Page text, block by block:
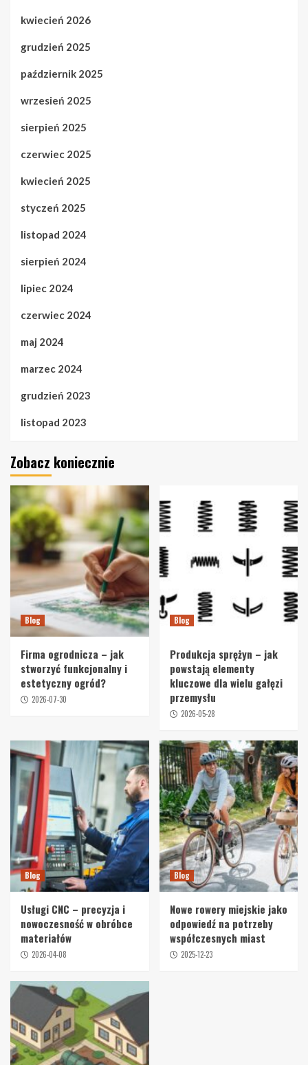
kwiecień 2026
grudzień 2025
październik 2025
wrzesień 2025
sierpień 2025
czerwiec 2025
kwiecień 2025
styczeń 2025
listopad 2024
sierpień 2024
lipiec 2024
czerwiec 2024
maj 2024
marzec 2024
grudzień 2023
listopad 2023
Zobacz koniecznie
Blog
Firma ogrodnicza – jak
stworzyć funkcjonalny i
estetyczny ogród?
2026-07-30
Blog
Produkcja sprężyn – jak
powstają elementy
kluczowe dla wielu gałęzi
przemysłu
2026-05-28
Blog
Usługi CNC – precyzja i
nowoczesność w obróbce
materiałów
2026-04-08
Blog
Nowe rowery miejskie jako
odpowiedź na potrzeby
współczesnych miast
2025-12-23